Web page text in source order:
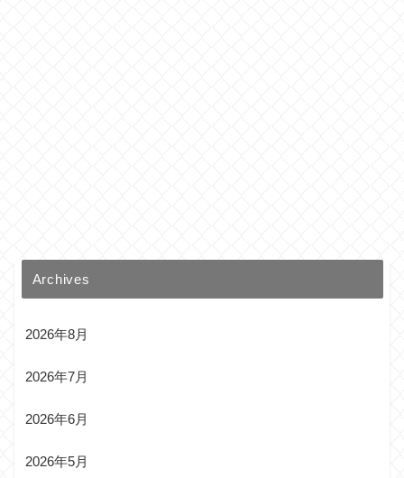
Archives
2026年8月
2026年7月
2026年6月
2026年5月